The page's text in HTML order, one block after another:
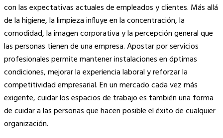
con las expectativas actuales de empleados y clientes. Más allá
de la higiene, la limpieza influye en la concentración, la
comodidad, la imagen corporativa y la percepción general que
las personas tienen de una empresa. Apostar por servicios
profesionales permite mantener instalaciones en óptimas
condiciones, mejorar la experiencia laboral y reforzar la
competitividad empresarial. En un mercado cada vez más
exigente, cuidar los espacios de trabajo es también una forma
de cuidar a las personas que hacen posible el éxito de cualquier
organización.